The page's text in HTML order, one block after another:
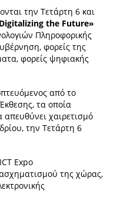
την Τετάρτη 6 και
the Future»
Πληροφορικής
φορείς της
φορείς ψηφιακής
από το
τα οποία
χαιρετισμό
την Τετάρτη 6
Expo
της χώρας,